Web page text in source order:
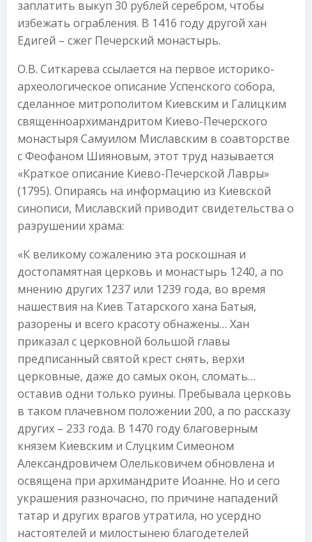
заплатить выкуп 30 рублей серебром, чтобы
избежать ограбления. В 1416 году другой хан
Едигей – сжег Печерский монастырь.
О.В. Ситкарева ссылается на первое историко-
археологическое описание Успенского собора,
сделанное митрополитом Киевским и Галицким
священноархимандритом Киево-Печерского
монастыря Самуилом Миславским в соавторстве
с Феофаном Шияновым, этот труд называется
«Краткое описание Киево-Печерской Лавры»
(1795). Опираясь на информацию из Киевской
синописи, Миславский приводит свидетельства о
разрушении храма:
«К великому сожалению эта роскошная и
достопамятная церковь и монастырь 1240, а по
мнению других 1237 или 1239 года, во время
нашествия на Киев Татарского хана Батыя,
разорены и всего красоту обнажены… Хан
приказал с церковной большой главы
предписанный святой крест снять, верхи
церковные, даже до самых окон, сломать…
оставив одни только руины. Пребывала церковь
в таком плачевном положении 200, а по рассказу
других – 233 года. В 1470 году благоверным
князем Киевским и Слуцким Симеоном
Александровичем Олельковичем обновлена и
освящена при архимандрите Иоанне. Но и сего
украшения разночасно, по причине нападений
татар и других врагов утратила, но усердно
настоятелей и милостынею благодетелей